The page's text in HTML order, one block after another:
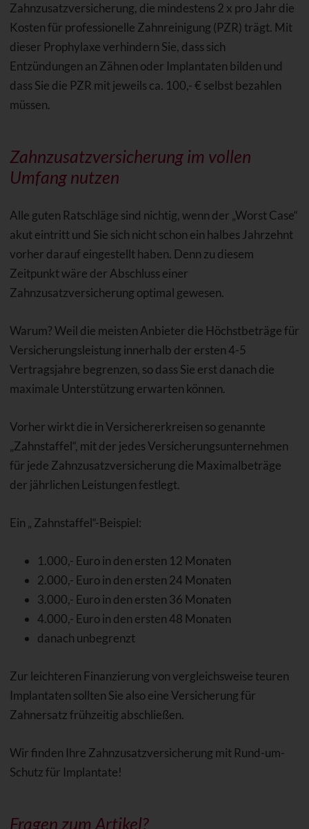
Zahnzusatzversicherung, die mindestens 2 x pro Jahr die
Kosten für professionelle Zahnreinigung (PZR) trägt. Mit
dieser Prophylaxe verhindern Sie, dass sich
Entzündungen an Zähnen oder Implantaten bilden und
dass Sie die PZR mit jeweils ca. 100,- € selbst bezahlen
müssen.
Zahnzusatzversicherung im vollen
Umfang nutzen
Alle guten Ratschläge sind nichtig, wenn der „Worst Case“
akut eintritt und Sie sich nicht schon ein halbes Jahrzehnt
vorher darauf eingestellt haben. Denn zu diesem
Zeitpunkt wäre der Abschluss einer
Zahnzusatzversicherung optimal gewesen.
Warum? Weil die meisten Anbieter die Höchstbeträge für
Versicherungsleistung innerhalb der ersten 4-5
Vertragsjahre begrenzen, so dass Sie erst danach die
maximale Unterstützung erwarten können.
Vorher wirkt die in Versichererkreisen so genannte
„Zahnstaffel“, mit der jedes Versicherungsunternehmen
für jede Zahnzusatzversicherung die Maximalbeträge
der jährlichen Leistungen festlegt.
Ein „ Zahnstaffel“-Beispiel:
1.000,- Euro in den ersten 12 Monaten
2.000,- Euro in den ersten 24 Monaten
3.000,- Euro in den ersten 36 Monaten
4.000,- Euro in den ersten 48 Monaten
danach unbegrenzt
Zur leichteren Finanzierung von vergleichsweise teuren
Implantaten sollten Sie also eine Versicherung für
Zahnersatz frühzeitig abschließen.
Wir finden Ihre Zahnzusatzversicherung mit Rund-um-
Schutz für Implantate!
Fragen zum Artikel?